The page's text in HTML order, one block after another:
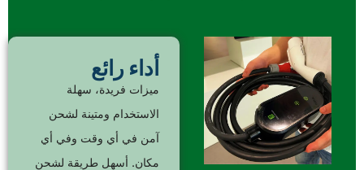
أداء رائع
ميزات فريدة، سهلة
الاستخدام ومتينة لشحن
آمن في أي وقت وفي أي
مكان. أسهل طريقة لشحن